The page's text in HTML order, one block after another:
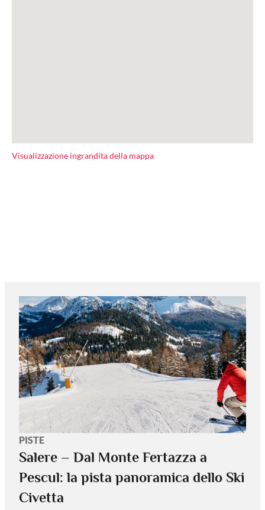
Visualizzazione ingrandita della mappa
PISTE
Salere – Dal Monte Fertazza a
Pescul: la pista panoramica dello Ski
Civetta